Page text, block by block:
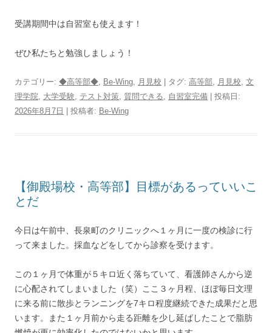
受講期間中は自習室も使えます！
ぜひ私たちと勉強しましょう！
カテゴリー: ◆高等部◆ Be-Wing 月見校 | タグ: 高等部 月見校 文
理学院
大学受験 テスト対策 質問できる 自習室完備 | 投稿日:
2026年8月7日
投稿者: Be-Wing
【御殿場校・高等部】目標があるっていいこ
とだ
今日は午前中、長泉町のクリニックへ１ヶ月に一度の検診に行
って来ました。採血などをしてから診察を受けます。
この１ヶ月で体重が５キロ近く落ちていて、看護師さんから逆
に心配されてしまいました（笑）ここ３ヶ月程、ほぼ毎日文理
に来る前に散歩とランニングを7キロ程度継続できた成果だと思
います。また１ヶ月前から走る距離を少し延ばしたことで脂肪